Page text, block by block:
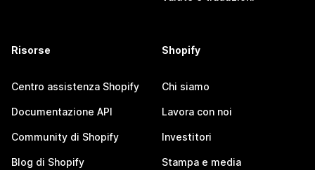
Risorse
Centro assistenza Shopify
Documentazione API
Community di Shopify
Blog di Shopify
Shopify
Chi siamo
Lavora con noi
Investitori
Stampa e media